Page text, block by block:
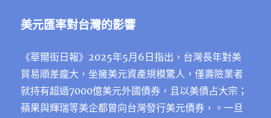
美元匯率對台灣的影響
《華爾街日報》2025年5月6日指出，台灣長年對美
貿易順差龐大，坐擁美元資產規模驚人，僅壽險業者
就持有超過7000億美元外國債券，且以美債占大宗；
蘋果與輝瑞等美企都曾向台灣發行美元債券，。一旦